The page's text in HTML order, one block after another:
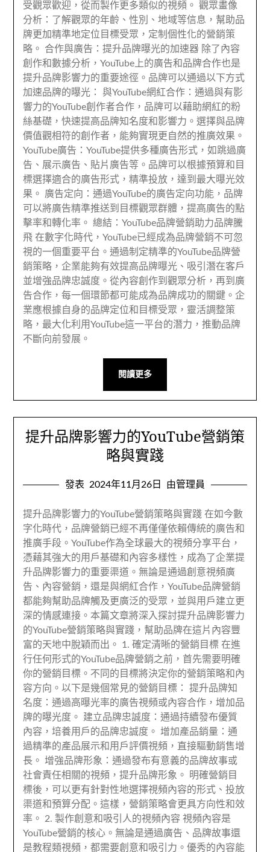
受觀眾歡迎，從而製作更多類似的視頻。 觀眾畫像
分析：了解觀眾的年齡、性別、地域等信息，幫助品
牌更加精準地定位目標受眾，定制個性化的營銷策
略。 合作與廣告：提升品牌曝光的加速器 除了內容
創作和數據分析，YouTube上的廣告和品牌合作也是
提升品牌影響力的重要途徑。品牌可以通過以下方式
加速品牌的曝光： 與YouTube網紅合作：通過與有影
響力的YouTube創作者合作，品牌可以藉助網紅的粉
絲基礎，快速提高品牌知名度和影響力。選擇與品牌
價值觀相符的創作者，能夠實現更自然的推廣效果。
YouTube廣告：YouTube提供多種廣告形式，如跳過廣
告、展示廣告、貼片廣告等。品牌可以根據預算和目
標選擇適合的廣告形式，精準投放，達到最大曝光效
果。 廣告定向：通過YouTube的廣告定向功能，品牌
可以將廣告精準推送到目標觀眾群體，提高廣告的點
擊率和轉化率。 總結：YouTube品牌營銷助力品牌騰
飛 在數字化時代，YouTube已經成為品牌營銷不可忽
視的一個重要平台。通過制定精準的YouTube品牌營
銷策略，企業能夠有效提高品牌曝光、吸引潛在客戶
並增強品牌忠誠度。從內容創作到觀眾分析，再到廣
告合作，每一個環節都可能成為品牌成功的關鍵。企
業應根據自身的品牌定位和目標受眾，靈活調整策
略，最大化利用YouTube這一平台的潛力，推動品牌
不斷向前發展。
閱讀更多
提升品牌影響力的YouTube營銷策
略與實踐
發表 2024年11月26日 由管理員
提升品牌影響力的YouTube營銷策略與實踐 在如今數
字化時代，品牌營銷已經不再僅僅依賴傳統的廣告和
推廣手段。YouTube作為全球最大的視頻分享平台，
憑藉其強大的用戶基礎和內容多樣性，成為了企業提
升品牌影響力的重要渠道。無論是通過創意視頻廣
告、內容營銷，還是與網紅合作，YouTube品牌營銷
都能夠幫助品牌觸及更廣泛的受眾，並與用戶建立更
深的情感連接。本篇文章將深入探討提升品牌影響力
的YouTube營銷策略與實踐，幫助品牌在這片內容豐
富的天地中脫穎而出。 1. 確定清晰的營銷目標 在進
行任何形式的YouTube品牌營銷之前，首先需要明確
你的營銷目標。不同的目標將決定你的營銷策略和內
容方向。以下是幾個常見的營銷目標： 提升品牌知
名度：通過高曝光率的廣告視頻或內容合作，增加品
牌的曝光度。 建立品牌忠誠度：通過持續發布優質
內容，培養用戶的品牌忠誠度。 增加產品銷量：通
過精準的產品展示和用戶評價視頻，直接驅動銷售增
長。 增強品牌形象：通過發布有意義的品牌故事或
社會責任相關的視頻，提升品牌形象。 明確營銷目
標後，可以更有針對性地選擇視頻內容的形式、投放
渠道和預算分配。這樣，營銷策略會更具方向性和效
率。 2. 製作創意和吸引人的視頻內容 視頻內容是
YouTube營銷的核心。無論是通過廣告、品牌故事還
是教程類視頻，都需要創意和吸引力。優秀的內容能